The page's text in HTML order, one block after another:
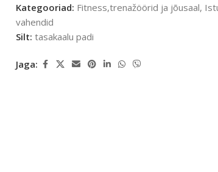
Kategooriad: Fitness,trenažöörid ja jõusaal,
vahendid
Silt: tasakaalu padi
Jaga: